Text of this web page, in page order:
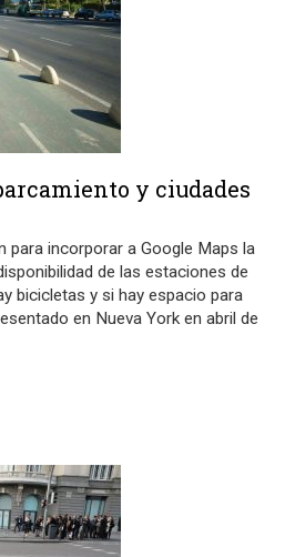
y ciudades
para incorporar a Google Maps la
de las estaciones de
bicicletas y si hay espacio para
en Nueva York en abril de